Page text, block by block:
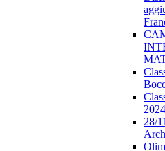
2024
28/